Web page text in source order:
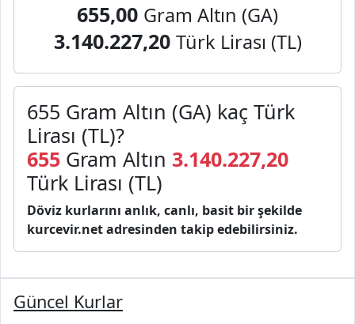
655,00 Gram Altın (GA)
3.140.227,20 Türk Lirası (TL)
655 Gram Altın (GA) kaç Türk
Lirası (TL)?
655 Gram Altın 3.140.227,20
Türk Lirası (TL)
Döviz kurlarını anlık, canlı, basit bir şekilde
kurcevir.net adresinden takip edebilirsiniz.
Güncel Kurlar